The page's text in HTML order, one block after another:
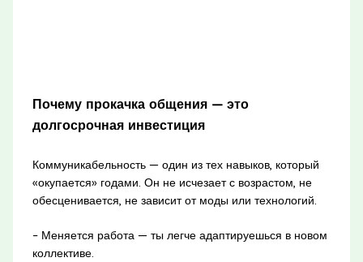
Почему прокачка общения — это
долгосрочная инвестиция
Коммуникабельность — один из тех навыков, который
«окупается» годами. Он не исчезает с возрастом, не
обесценивается, не зависит от моды или технологий.
– Меняется работа — ты легче адаптируешься в новом
коллективе.